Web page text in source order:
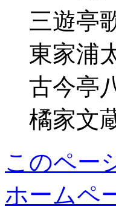
三遊亭
東家浦
古今亭
橘家文
このペー
ホームペ